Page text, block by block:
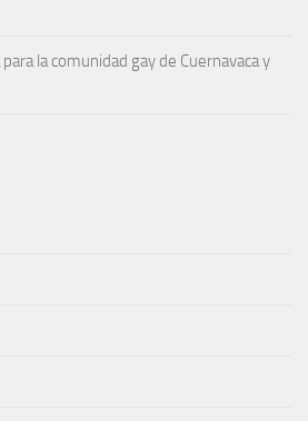
la comunidad gay de Cuernavaca y